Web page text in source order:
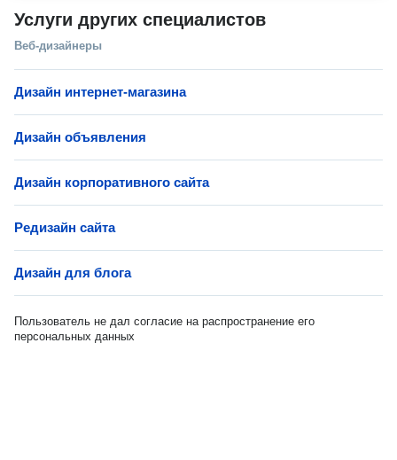
Услуги других специалистов
Веб-дизайнеры
Дизайн интернет-магазина
Дизайн объявления
Дизайн корпоративного сайта
Редизайн сайта
Дизайн для блога
Пользователь не дал согласие на распространение его
персональных данных